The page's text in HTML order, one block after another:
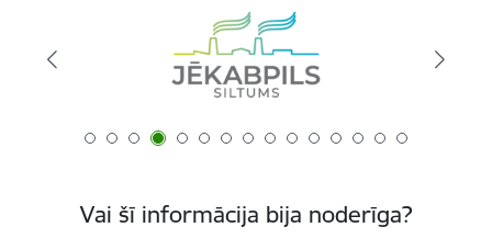
Vai šī informācija bija noderīga?